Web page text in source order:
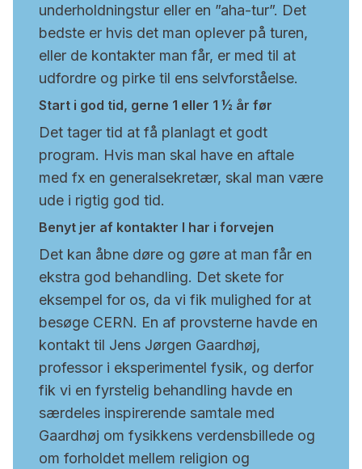
underholdningstur eller en ”aha-tur”. Det
bedste er hvis det man oplever på turen,
eller de kontakter man får, er med til at
udfordre og pirke til ens selvforståelse.
Start i god tid, gerne 1 eller 1 ½ år før
Det tager tid at få planlagt et godt
program. Hvis man skal have en aftale
med fx en generalsekretær, skal man være
ude i rigtig god tid.
Benyt jer af kontakter I har i forvejen
Det kan åbne døre og gøre at man får en
ekstra god behandling. Det skete for
eksempel for os, da vi fik mulighed for at
besøge CERN. En af provsterne havde en
kontakt til Jens Jørgen Gaardhøj,
professor i eksperimentel fysik, og derfor
fik vi en fyrstelig behandling havde en
særdeles inspirerende samtale med
Gaardhøj om fysikkens verdensbillede og
om forholdet mellem religion og